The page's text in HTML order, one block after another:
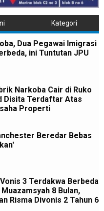
Kategori
Dua Pegawai Imigrasi
ini Tuntutan JPU
Narkoba Cair di Ruko
Disita Terdaftar Atas
Properti
Beredar Bebas
3 Terdakwa Berbeda
8 Bulan,
Risma Divonis 2 Tahun 6